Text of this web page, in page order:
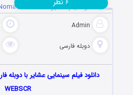
دانلود فیلم عشایر Nomadland 2020
Admin
دوبله فارسی
۶
WEBSCR